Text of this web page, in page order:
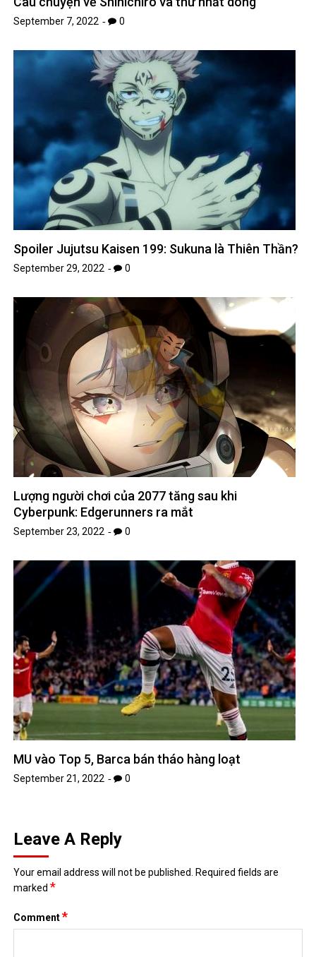
September 7, 2022 0
Spoiler Jujutsu Kaisen 199: Sukuna là Thiên Thần?
September 29, 2022 0
Lượng người chơi của 2077 tăng sau khi
Cyberpunk: Edgerunners ra mắt
September 23, 2022 0
MU vào Top 5, Barca bán tháo hàng loạt
September 21, 2022 0
Leave A Reply
Your email address will not be published. Required fields are
marked*
Comment*